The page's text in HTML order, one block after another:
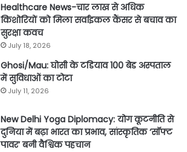
Healthcare News-चार लाख से अधिक
किशोरियों को मिला सर्वाइकल कैंसर से बचाव का
सुरक्षा कवच
July 18, 2026
Ghosi/Mau: घोसी के टडियाव 100 बेड अस्पताल
में सुविधाओं का टोटा
July 11, 2026
New Delhi Yoga Diplomacy: योग कूटनीति से
दुनिया में बढ़ा भारत का प्रभाव, सांस्कृतिक ‘सॉफ्ट
पावर’ बनी वैश्विक पहचान